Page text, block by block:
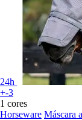
24h
+-3
1 cores
Horseware Máscara